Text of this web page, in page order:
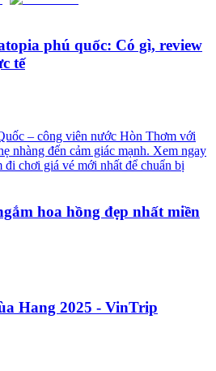
phú quốc: Có gì, review
tế
– công viên nước Hòn Thơm với
nhàng đến cảm giác mạnh. Xem ngay
chơi giá vé mới nhất để chuẩn bị
hoa hồng đẹp nhất miền
Hang 2025 - VinTrip